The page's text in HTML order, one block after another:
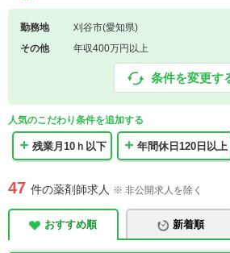
勤務地
刈谷市(愛知県)
その他
年収400万円以上
条件を変更す
人気のこだわり条件を追加する
残業月10ｈ以下 年間休日120日以上
47 件の薬剤師求人 ※ 非公開求人を除く
おすすめ順 新着順